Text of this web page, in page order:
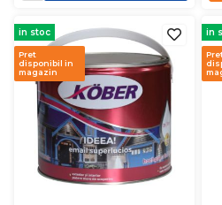
in stoc
Pret
disponibil in
magazin
in